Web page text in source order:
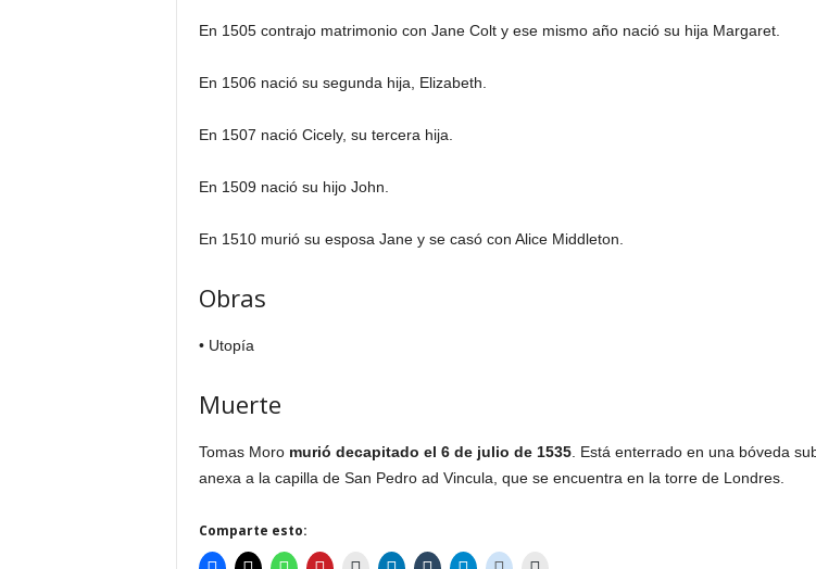
En 1505 contrajo matrimonio con Jane Colt y ese mismo año nació su hija Margaret.
En 1506 nació su segunda hija, Elizabeth.
En 1507 nació Cicely, su tercera hija.
En 1509 nació su hijo John.
En 1510 murió su esposa Jane y se casó con Alice Middleton.
Obras
• Utopía
Muerte
Tomas Moro murió decapitado el 6 de julio de 1535. Está enterrado en una bóveda
anexa a la capilla de San Pedro ad Vincula, que se encuentra en la torre de Londres.
Comparte esto: